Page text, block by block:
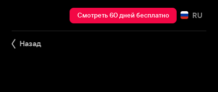
Смотреть 60 дней бесплатно RU
Назад